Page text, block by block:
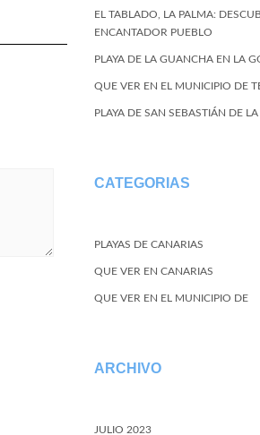
EL TABLADO, LA PALMA:
ENCANTADOR PUEBLO
PLAYA DE LA GUANCHA EN LA
QUE VER EN EL MUNICIPIO DE
PLAYA DE SAN SEBASTIÁN DE
CATEGORIAS
PLAYAS DE CANARIAS
QUE VER EN CANARIAS
QUE VER EN EL MUNICIPIO DE
ARCHIVO
JULIO 2023